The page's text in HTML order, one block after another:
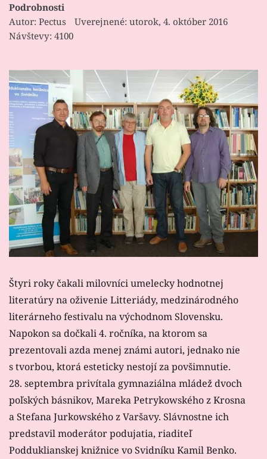
Podrobnosti
Autor: Pectus
Uverejnené: utorok, 4. október 2016
Návštevy: 4100
Štyri roky čakali milovníci umelecky hodnotnej
literatúry na oživenie Litteriády, medzinárodného
literárneho festivalu na východnom Slovensku.
Napokon sa dočkali 4. ročníka, na ktorom sa
prezentovali azda menej známi autori, jednako nie
s tvorbou, ktorá esteticky nestojí za povšimnutie.
28. septembra privítala gymnaziálna mládež dvoch
poľských básnikov, Mareka Petrykowského z Krosna
a Stefana Jurkowského z Varšavy. Slávnostne ich
predstavil moderátor podujatia, riaditeľ
Podduklianskej knižnice vo Svidníku Kamil Benko.